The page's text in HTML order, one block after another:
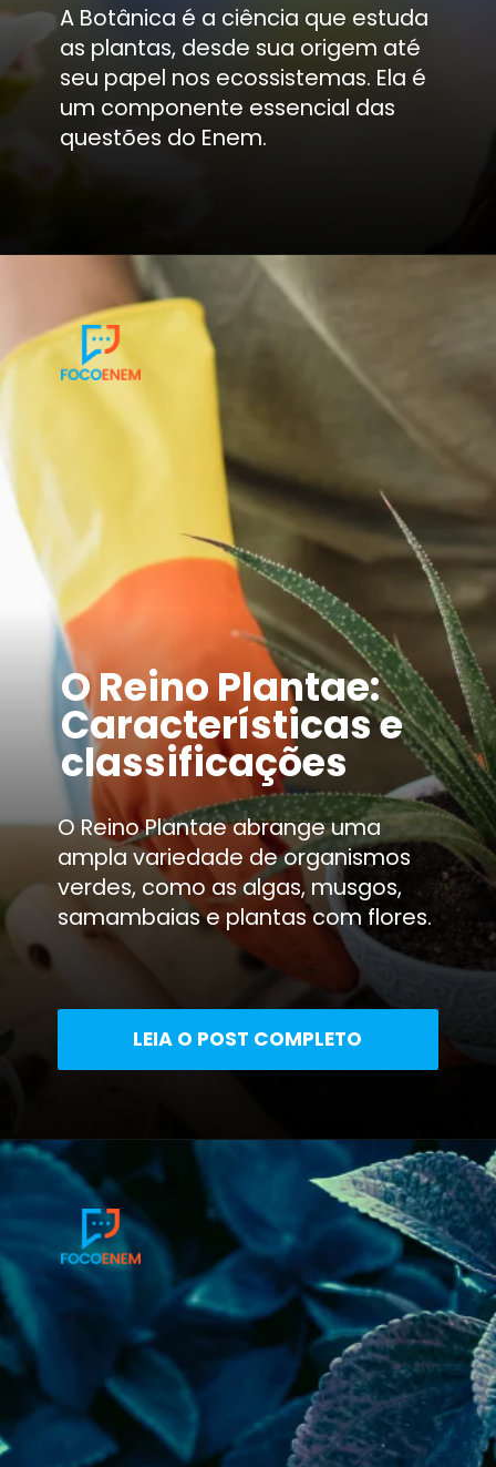
A Botânica é a ciência que estuda
as plantas, desde sua origem até
seu papel nos ecossistemas. Ela é
um componente essencial das
questões do Enem.
O Reino Plantae abrange uma
ampla variedade de organismos
verdes, como as algas, musgos,
samambaias e plantas com flores.
O Reino Plantae:
Características e
classificações
LEIA O POST COMPLETO